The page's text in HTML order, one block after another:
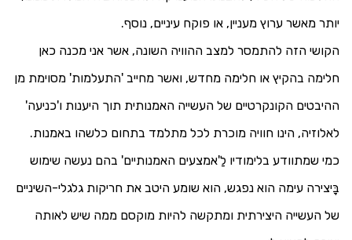
יותר מאשר ערוץ מעניין, או פוקח עיניים, נוסף.
הקושי הזה להתמסר למצב ההוויה השונה, אשר אני מכנה כאן
חלימה בהקיץ או חלימה מחדש, ואשר מחייב 'התעלמות' מסוימת מן
ההיבטים הקונקרטיים של העשייה האמנותית תוך היענות ו'כניעה'
לאלוזיה, הינו חוויה מוכרת לכל מתלמד בתחום כלשהו באמנות.
כמי שמתוודע בלימודיו לַ'אמצעים האמנותיים' בהם נעשה שימוש
בָּיצירה עימה הוא נפגש, הוא שומע היטב את חריקות גלגלי-השיניים
של העשייה היצירתית ומתקשה להיות מוקסם ממה שיש לאותה